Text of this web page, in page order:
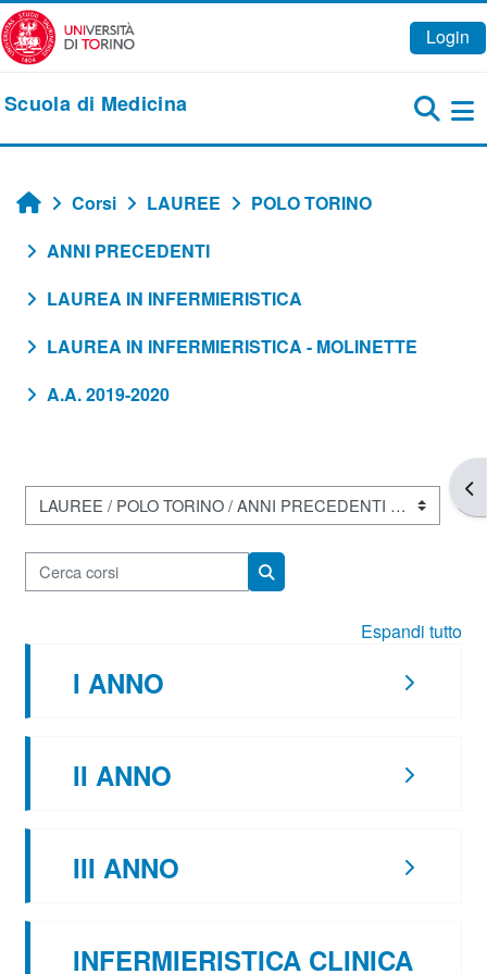
Vai al contenuto principale
Login
Scuola di Medicina
Home
Corsi LAUREE
POLO TORINO
ANNI PRECEDENTI
LAUREA IN INFERMIERISTICA
LAUREA IN INFERMIERISTICA - MOLINETTE
A.A. 2019-2020
Categorie di corso
Cerca corsi
Cerca corsi
Espandi tutto
I ANNO
II ANNO
III ANNO
INFERMIERISTICA CLINICA